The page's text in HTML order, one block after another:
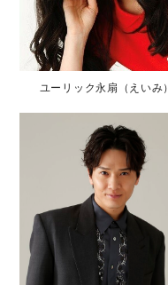
ユーリック永扇（えいみ）